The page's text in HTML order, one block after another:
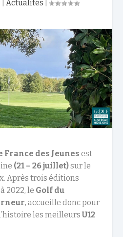
Actualités
France des Jeunesest
(21 – 26 juillet)sur le
Après trois éditions
2022, le Golf du
, accueille donc pour
les meilleursU12